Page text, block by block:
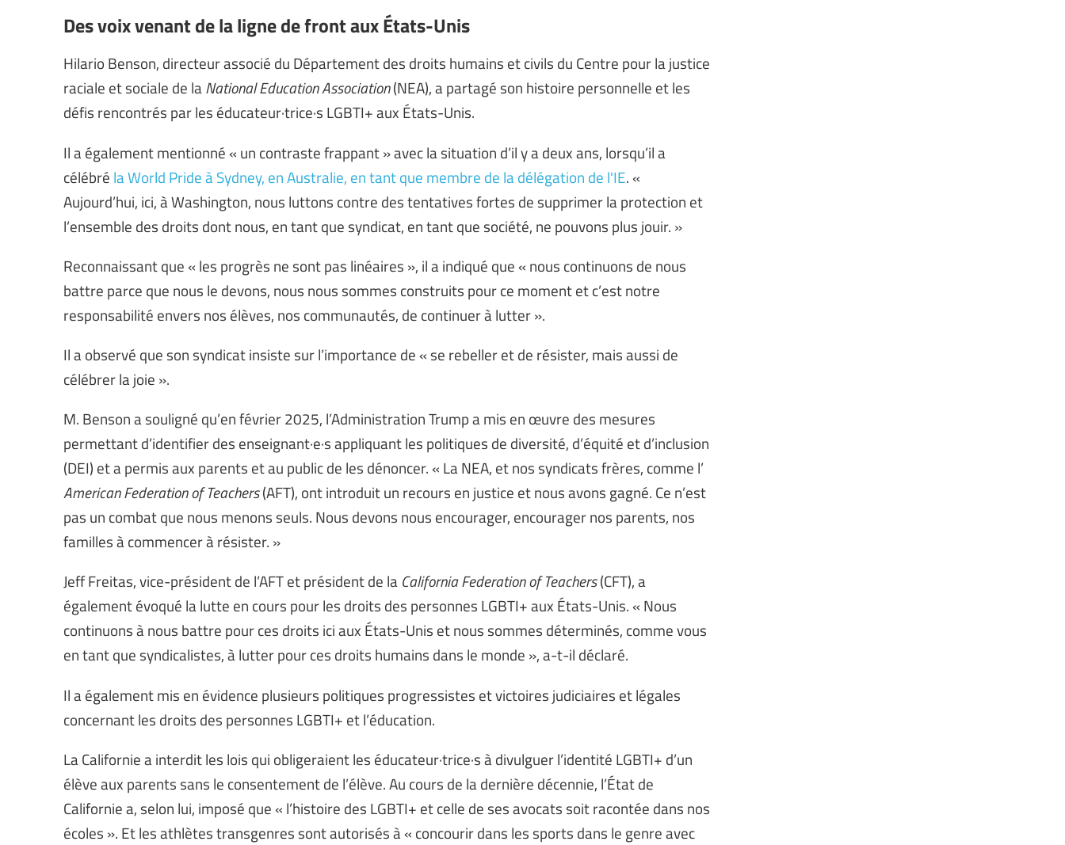
Des voix venant de la ligne de front aux États-Unis
Hilario Benson, directeur associé du Département des droits humains et civils du Centre pour la justice
raciale et sociale de laNational Education Association(NEA), a partagé son histoire personnelle et les
défis rencontrés par les éducateur·trice·s LGBTI+ aux États-Unis.
Il a également mentionné « un contraste frappant » avec la situation d’il y a deux ans, lorsqu’il a
célébré la World Pride à Sydney, en Australie, en tant que membre de la délégation de l'IE. «
Aujourd’hui, ici, à Washington, nous luttons contre des tentatives fortes de supprimer la protection et
l’ensemble des droits dont nous, en tant que syndicat, en tant que société, ne pouvons plus jouir. »
Reconnaissant que « les progrès ne sont pas linéaires », il a indiqué que « nous continuons de nous
battre parce que nous le devons, nous nous sommes construits pour ce moment et c’est notre
responsabilité envers nos élèves, nos communautés, de continuer à lutter ».
Il a observé que son syndicat insiste sur l’importance de « se rebeller et de résister, mais aussi de
célébrer la joie ».
M. Benson a souligné qu’en février 2025, l’Administration Trump a mis en œuvre des mesures
permettant d’identifier des enseignant·e·s appliquant les politiques de diversité, d’équité et d’inclusion
(DEI) et a permis aux parents et au public de les dénoncer. « La NEA, et nos syndicats frères, comme l’
American Federation of Teachers(AFT), ont introduit un recours en justice et nous avons gagné. Ce n’est
pas un combat que nous menons seuls. Nous devons nous encourager, encourager nos parents, nos
familles à commencer à résister. »
Jeff Freitas, vice-président de l’AFT et président de la California Federation of Teachers(CFT), a
également évoqué la lutte en cours pour les droits des personnes LGBTI+ aux États-Unis. « Nous
continuons à nous battre pour ces droits ici aux États-Unis et nous sommes déterminés, comme vous
en tant que syndicalistes, à lutter pour ces droits humains dans le monde », a-t-il déclaré.
Il a également mis en évidence plusieurs politiques progressistes et victoires judiciaires et légales
concernant les droits des personnes LGBTI+ et l’éducation.
La Californie a interdit les lois qui obligeraient les éducateur·trice·s à divulguer l’identité LGBTI+ d’un
élève aux parents sans le consentement de l’élève. Au cours de la dernière décennie, l’État de
Californie a, selon lui, imposé que « l’histoire des LGBTI+ et celle de ses avocats soit racontée dans nos
écoles ». Et les athlètes transgenres sont autorisés à « concourir dans les sports dans le genre avec